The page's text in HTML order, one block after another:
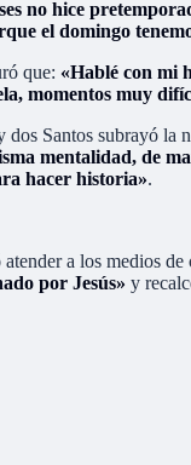
no hice
el domingo
que: «Hablé con mi
momentos muy
Santos subrayó la
mentalidad, de
hacer historia».
a los medios
por Jesús» y